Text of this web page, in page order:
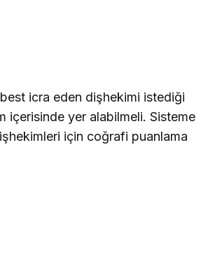
icra eden dişhekimi istediği
içerisinde yer alabilmeli. Sisteme
için coğrafi puanlama